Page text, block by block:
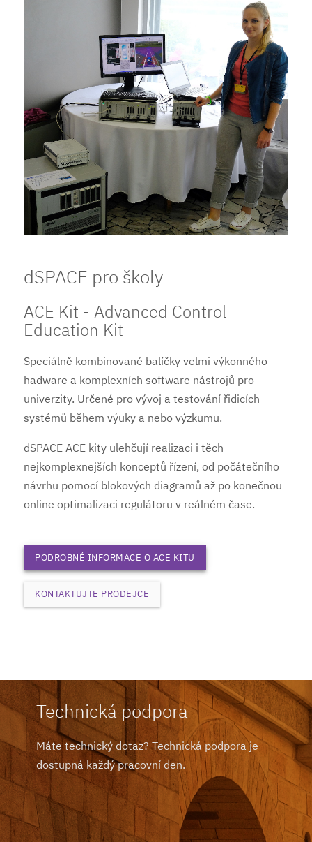
dSPACE pro školy
ACE Kit - Advanced Control
Education Kit
Speciálně kombinované balíčky velmi výkonného
hadware a komplexních software nástrojů pro
univerzity. Určené pro vývoj a testování řidicích
systémů během výuky a nebo výzkumu.
dSPACE ACE kity ulehčují realizaci i těch
nejkomplexnejších konceptů řízení, od počátečního
návrhu pomocí blokových diagramů až po konečnou
online optimalizaci regulátoru v reálném čase.
PODROBNÉ INFORMACE O ACE KITU
KONTAKTUJTE PRODEJCE
Technická podpora
Máte technický dotaz? Technická podpora je
dostupná každý pracovní den.